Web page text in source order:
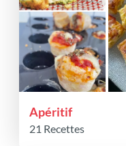
Apéritif
21 Recettes